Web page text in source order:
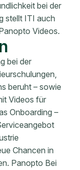
bei der
stellt ITI auch
Videos.
bei der
beruht – sowie
Videos für
Onboarding –
Chancen in
Panopto Bei